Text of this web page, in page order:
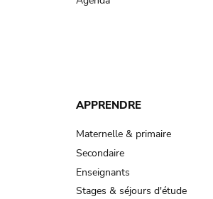
APPRENDRE
Maternelle & primaire
Secondaire
Enseignants
Stages & séjours d'étude